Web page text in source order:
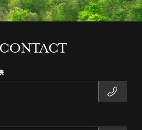
CONTACT